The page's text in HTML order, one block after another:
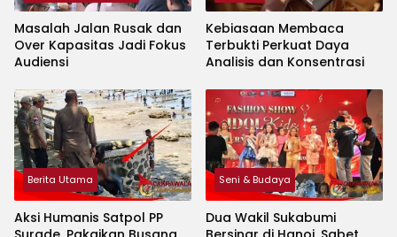
Masalah Jalan Rusak dan
Over Kapasitas Jadi Fokus
Audiensi
Kebiasaan Membaca
Terbukti Perkuat Daya
Analisis dan Konsentrasi
Berita Utama
Aksi Humanis Satpol PP
Seni & Budaya
Dua Wakil Sukabumi